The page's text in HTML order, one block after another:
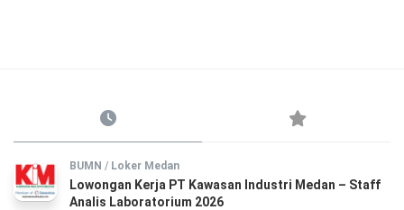
BUMN / Loker Medan
Lowongan Kerja PT Kawasan Industri Medan – Staff
Analis Laboratorium 2026